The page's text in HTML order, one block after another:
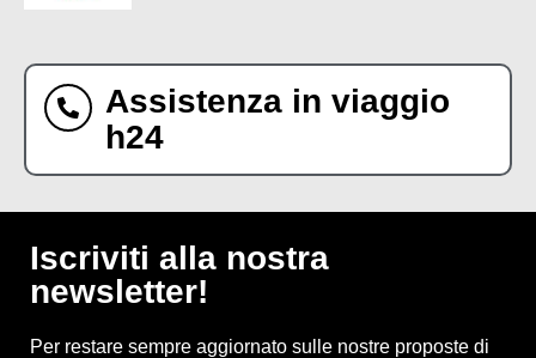
Assistenza in viaggio
h24
Iscriviti alla nostra
newsletter!
Per restare sempre aggiornato sulle nostre proposte di